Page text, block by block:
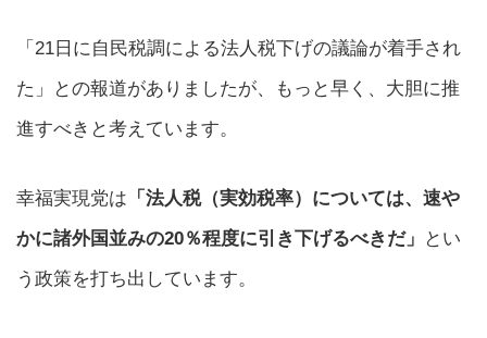
「21日に自民税調による法人税下げの議論が着手され
た」との報道がありましたが、もっと早く、大胆に推
進すべきと考えています。
幸福実現党は 「法人税（実効税率）については、速や
かに諸外国並みの20％程度に引き下げるべきだ」 とい
う政策を打ち出しています。